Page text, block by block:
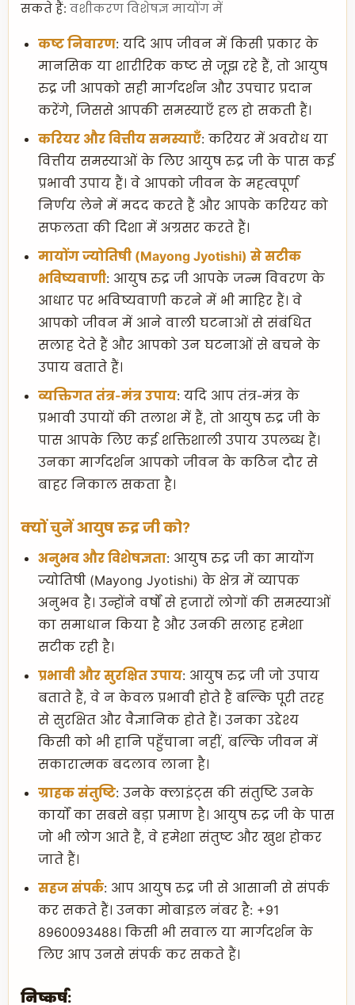
सकते हैं: वशीकरण विशेषज्ञ मायोंग में
कष्ट निवारण: यदि आप जीवन में किसी प्रकार के
मानसिक या शारीरिक कष्ट से जूझ रहे हैं, तो आयुष
रुद्र जी आपको सही मार्गदर्शन और उपचार प्रदान
करेंगे, जिससे आपकी समस्याएँ हल हो सकती हैं।
करियर और वित्तीय समस्याएँ: करियर में अवरोध या
वित्तीय समस्याओं के लिए आयुष रुद्र जी के पास कई
प्रभावी उपाय हैं। वे आपको जीवन के महत्वपूर्ण
निर्णय लेने में मदद करते हैं और आपके करियर को
सफलता की दिशा में अग्रसर करते हैं।
मायोंग ज्योतिषी (Mayong Jyotishi) से सटीक
भविष्यवाणी: आयुष रुद्र जी आपके जन्म विवरण के
आधार पर भविष्यवाणी करने में भी माहिर हैं। वे
आपको जीवन में आने वाली घटनाओं से संबंधित
सलाह देते हैं और आपको उन घटनाओं से बचने के
उपाय बताते हैं।
व्यक्तिगत तंत्र-मंत्र उपाय: यदि आप तंत्र-मंत्र के
प्रभावी उपायों की तलाश में हैं, तो आयुष रुद्र जी के
पास आपके लिए कई शक्तिशाली उपाय उपलब्ध हैं।
उनका मार्गदर्शन आपको जीवन के कठिन दौर से
बाहर निकाल सकता है।
क्यों चुनें आयुष रुद्र जी को?
अनुभव और विशेषज्ञता: आयुष रुद्र जी का मायोंग
ज्योतिषी (Mayong Jyotishi) के क्षेत्र में व्यापक
अनुभव है। उन्होंने वर्षों से हजारों लोगों की समस्याओं
का समाधान किया है और उनकी सलाह हमेशा
सटीक रही है।
प्रभावी और सुरक्षित उपाय: आयुष रुद्र जी जो उपाय
बताते हैं, वे न केवल प्रभावी होते हैं बल्कि पूरी तरह
से सुरक्षित और वैज्ञानिक होते हैं। उनका उद्देश्य
किसी को भी हानि पहुँचाना नहीं, बल्कि जीवन में
सकारात्मक बदलाव लाना है।
ग्राहक संतुष्टि: उनके क्लाइंट्स की संतुष्टि उनके
कार्यों का सबसे बड़ा प्रमाण है। आयुष रुद्र जी के पास
जो भी लोग आते हैं, वे हमेशा संतुष्ट और खुश होकर
जाते हैं।
सहज संपर्क: आप आयुष रुद्र जी से आसानी से संपर्क
कर सकते हैं। उनका मोबाइल नंबर है: +91
8960093488। किसी भी सवाल या मार्गदर्शन के
लिए आप उनसे संपर्क कर सकते हैं।
निष्कर्ष: